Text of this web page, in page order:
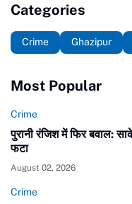
Categories
Crime Ghazipur
Most Popular
Crime
पुरानी रंजिश में फिर बवाल:
फटा
August 02, 2026
Crime